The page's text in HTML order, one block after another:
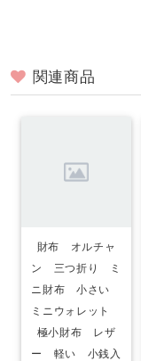
関連商品
財布 オルチャ
ン 三つ折り ミ
ニ財布 小さい
ミニウォレット
極小財布 レザ
ー 軽い 小銭入